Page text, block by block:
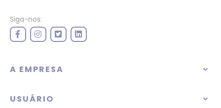
Siga-nos:
A EMPRESA
USUÁRIO